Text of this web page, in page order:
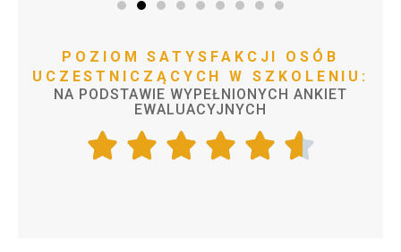
POZIOM SATYSFAKCJI
OSÓB
UCZESTNICZĄCYCH
W
SZKOLENIU:
NA PODSTAWIE WYPEŁNIONYCH ANKIET
EWALUACYJNYCH